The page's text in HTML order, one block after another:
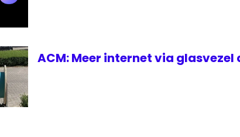
ACM: Meer internet via glasvezel